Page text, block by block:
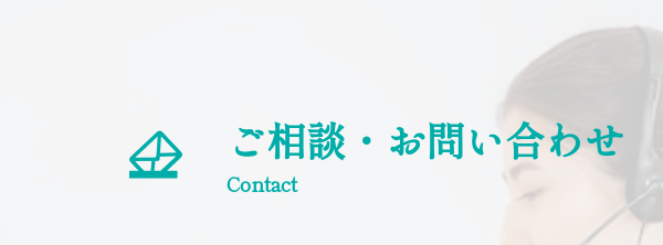
ご相談・お問い合わせ
Contact